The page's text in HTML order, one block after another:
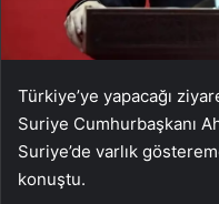
Türkiye’ye yapacağı
Suriye Cumhurbaşkanı
Suriye’de varlık
konuştu.